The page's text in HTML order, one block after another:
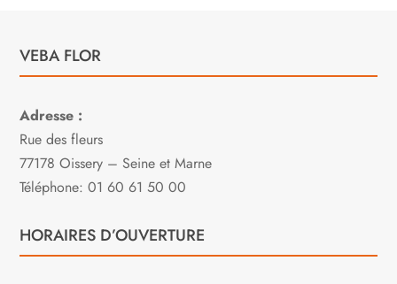
VEBA FLOR
Adresse :
Rue des fleurs
77178 Oissery – Seine et Marne
Téléphone: 01 60 61 50 00
HORAIRES D’OUVERTURE